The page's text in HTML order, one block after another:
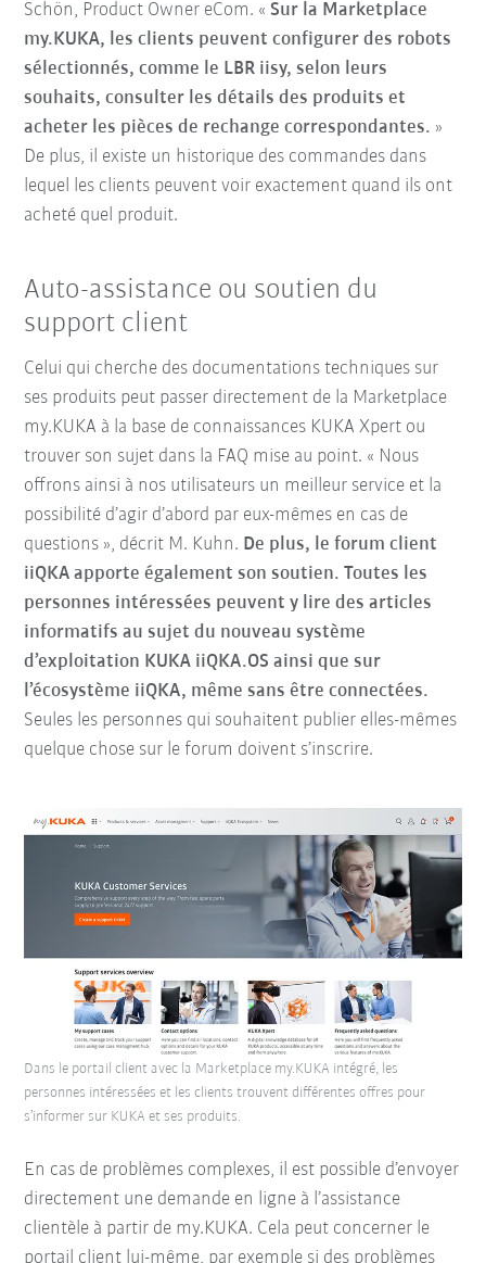
Schön, Product Owner eCom. «Sur la Marketplace
my.KUKA, les clients peuvent configurer des robots
sélectionnés, comme le LBR iisy, selon leurs
souhaits, consulter les détails des produits et
acheter les pièces de rechange correspondantes. »
De plus, il existe un historique des commandes dans
lequel les clients peuvent voir exactement quand ils ont
acheté quel produit.
Auto-assistance ou soutien du
support client
Celui qui cherche des documentations techniques sur
ses produits peut passer directement de la Marketplace
my.KUKA à la base de connaissances KUKA Xpert ou
trouver son sujet dans la FAQ mise au point. « Nous
offrons ainsi à nos utilisateurs un meilleur service et la
possibilité d’agir d’abord par eux-mêmes en cas de
questions », décrit M. Kuhn. De plus, le forum client
iiQKA apporte également son soutien. Toutes les
personnes intéressées peuvent y lire des articles
informatifs au sujet du nouveau système
d’exploitation KUKA iiQKA.OS ainsi que sur
l’écosystème iiQKA, même sans être connectées.
Seules les personnes qui souhaitent publier elles-mêmes
quelque chose sur le forum doivent s’inscrire.
En cas de problèmes complexes, il est possible d’envoyer
directement une demande en ligne à l’assistance
clientèle à partir de my.KUKA. Cela peut concerner le
portail client lui-même, par exemple si des problèmes
Dans le portail client avec la Marketplace my.KUKA intégré, les
personnes intéressées et les clients trouvent différentes offres pour
s’informer sur KUKA et ses produits.